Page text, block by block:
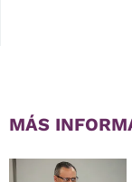
MÁS